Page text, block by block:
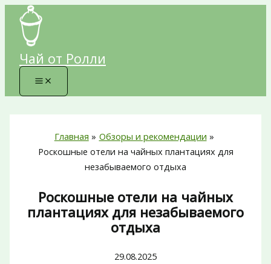
Перейти
содержимому
Чай от Ролли
Главная
Обзоры и рекомендации
Роскошные отели на чайных плантациях для
незабываемого отдыха
Роскошные отели на чайных
плантациях для незабываемого
отдыха
29.08.2025